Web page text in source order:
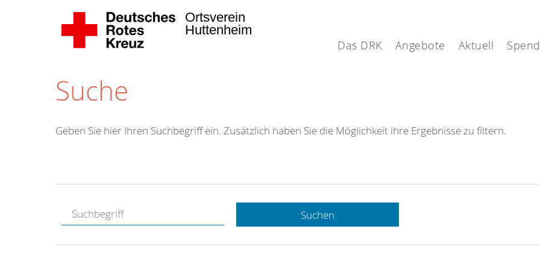
Das DRK Angebote Aktuell
Ortsverein
Huttenheim
Suche
Hotline.
gerne.
Geben Sie hier Ihren Suchbegriff ein. Zusätzlich haben Sie die Möglichkeit ihre Ergebnisse zu filtern.
Suchen